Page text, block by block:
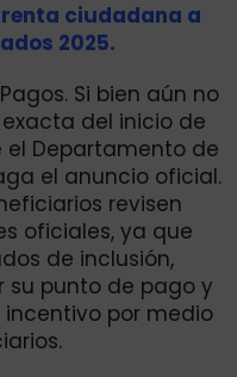
ciudadana a
2025.
Si bien aún no
del inicio de
Departamento de
el anuncio oficial.
revisen
oficiales, ya que
de inclusión,
su punto de pago y
por medio